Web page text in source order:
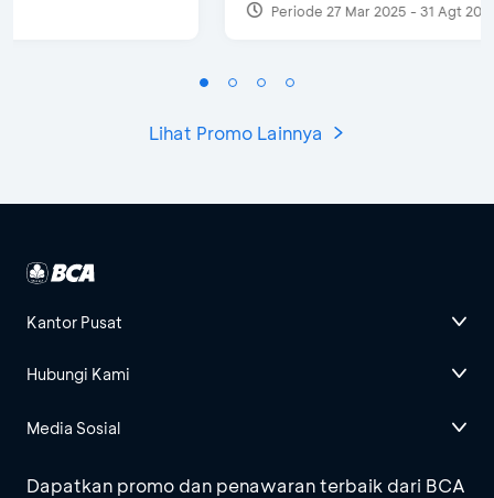
Periode 27 Mar 2025 - 31 Agt 2026
Lihat Promo Lainnya
Kantor Pusat
Hubungi Kami
Media Sosial
Dapatkan promo dan penawaran terbaik dari BCA